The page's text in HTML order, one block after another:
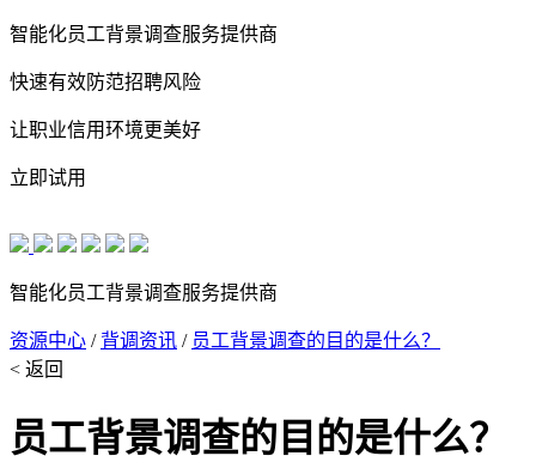
智能化员工背景调查服务提供商
快速有效防范招聘风险
让职业信用环境更美好
立即试用
智能化员工背景调查服务提供商
资源中心 / 背调资讯 / 员工背景调查的目的是什么？
< 返回
员工背景调查的目的是什么？